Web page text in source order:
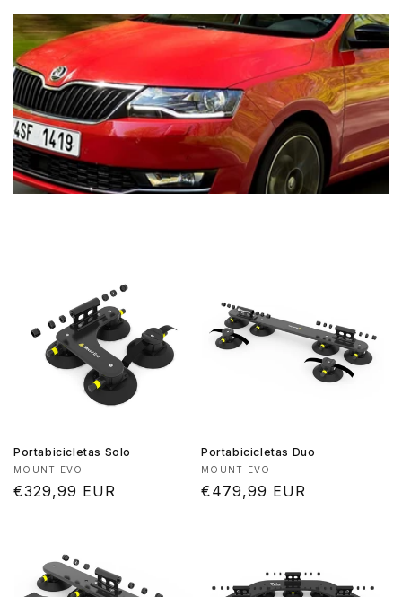
Portabicicletas Solo
Proveedor:
MOUNT EVO
Precio
€329,99 EUR
Portabicicletas Duo
Proveedor:
MOUNT EVO
Precio
€479,99 EUR